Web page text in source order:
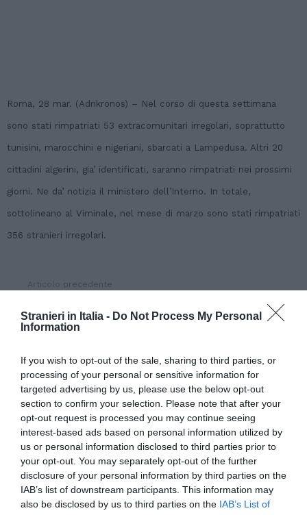
Stranieri in Italia - Do Not Process My Personal
Information
If you wish to opt-out of the sale, sharing to third parties, or
processing of your personal or sensitive information for
targeted advertising by us, please use the below opt-out
section to confirm your selection. Please note that after your
opt-out request is processed you may continue seeing
interest-based ads based on personal information utilized by
us or personal information disclosed to third parties prior to
your opt-out. You may separately opt-out of the further
disclosure of your personal information by third parties on the
IAB’s list of downstream participants. This information may
also be disclosed by us to third parties on the IAB’s List of
Roma, 28 mar. (Adnkronos) – Nel corso di questa settimana
sono stati rimpatriati 53 extracomunitari irregolari, soprattutto
tunisini, marocchini e nigeriani, sbarcati a Lampedusa. Altri 20
cittadini algerini, gia’ identificati, saranno rimpatriati nei prossimi
giorni. Ne da’ notizia il ministero dell’Interno. In totale,
sottolineano al Viminale, nel mese di marzo sono stati rimpatriati
356 stranieri irregolari.
Articolo precedente
Caritas: “Non negare diritto alla salute agli
immigrati”
IMMIGRATI: ALEMANNO, ESISTONO ANCHE
QUELLI ‘ROTAZIONALI
TI POTREBBERO INTERESSARE
ANCHE: